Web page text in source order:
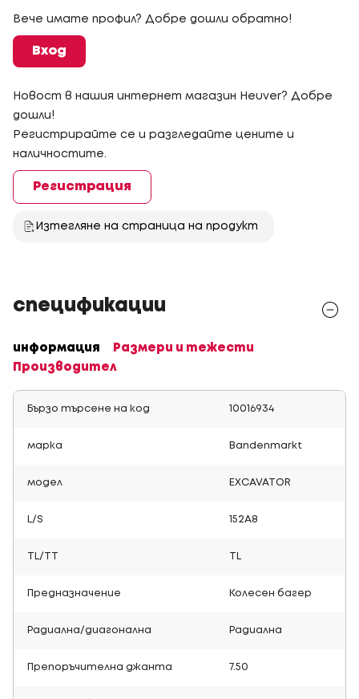
Вече имате профил? Добре дошли обратно!
Вход
Новост в нашия интернет магазин Heuver? Добре
дошли!
Регистрирайте се и разгледайте цените и
наличностите.
Регистрация
Изтегляне на страница на продукт
спецификации
информация
Размери и тежести
Производител
Бързо търсене на код 10016934
марка Bandenmarkt
модел EXCAVATOR
L/S 152A8
TL/TT
Предназначение Колесен багер
Радиална/диагонална Радиална
Препоръчителна джанта 7.50